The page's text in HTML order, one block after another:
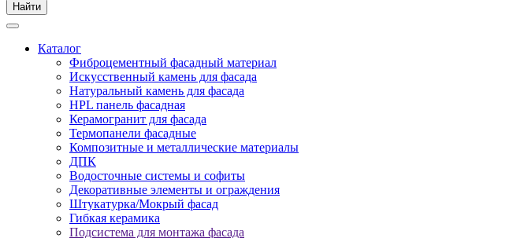
Найти
Каталог
Фиброцементный фасадный материал
Искусственный камень для фасада
Натуральный камень для фасада
HPL панель фасадная
Керамогранит для фасада
Термопанели фасадные
Композитные и металлические материалы
ДПК
Водосточные системы и софиты
Декоративные элементы и ограждения
Штукатурка/Мокрый фасад
Гибкая керамика
Подсистема для монтажа фасада